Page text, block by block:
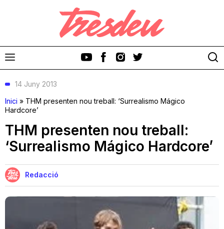
Discos
Videoclips
Cinema i Televisió
Festivals
14 Juny 2013
Inici » THM presenten nou treball: ‘Surrealismo Mágico
Hardcore’
THM presenten nou treball:
‘Surrealismo Mágico Hardcore’
Redacció